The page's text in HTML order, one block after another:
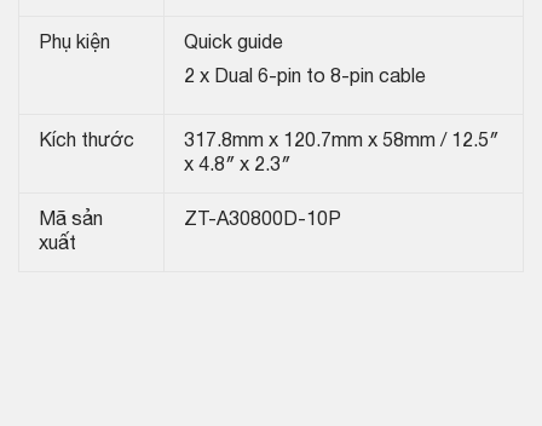
Phụ kiện
Quick guide
2 x Dual 6-pin to 8-pin cable
Kích thước
317.8mm x 120.7mm x 58mm / 12.5″
x 4.8″ x 2.3″
Mã sản
xuất
ZT-A30800D-10P